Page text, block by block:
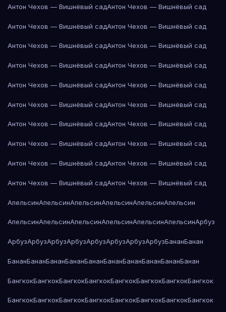
Антон Чехов — Вишнёвый садАнтон Чехов — Вишнёвый сад
Антон Чехов — Вишнёвый садАнтон Чехов — Вишнёвый сад
Антон Чехов — Вишнёвый садАнтон Чехов — Вишнёвый сад
Антон Чехов — Вишнёвый садАнтон Чехов — Вишнёвый сад
Антон Чехов — Вишнёвый садАнтон Чехов — Вишнёвый сад
Антон Чехов — Вишнёвый садАнтон Чехов — Вишнёвый сад
Антон Чехов — Вишнёвый садАнтон Чехов — Вишнёвый сад
Антон Чехов — Вишнёвый садАнтон Чехов — Вишнёвый сад
Антон Чехов — Вишнёвый садАнтон Чехов — Вишнёвый сад
Антон Чехов — Вишнёвый садАнтон Чехов — Вишнёвый сад
АпельсинАпельсинАпельсинАпельсинАпельсинАпельсин
АпельсинАпельсинАпельсинАпельсинАпельсинАпельсинАрбуз
АрбузАрбузАрбузАрбузАрбузАрбузАрбузАрбузБананБанан
БананБананБананБананБананБананБананБананБананБанан
БангкокБангкокБангкокБангкокБангкокБангкокБангкокБангкок
БангкокБангкокБангкокБангкокБангкокБангкокБангкокБангкок